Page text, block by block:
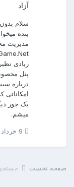
آزاد
سلام
بنده
مدیریت
زیادی
پنل
درباره
یک جور
میشم.
9 خرداد 1392
صفحه نخست